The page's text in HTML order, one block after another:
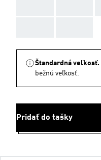
Štandardná veľkosť.
bežnú veľkosť.
Pridať do tašky